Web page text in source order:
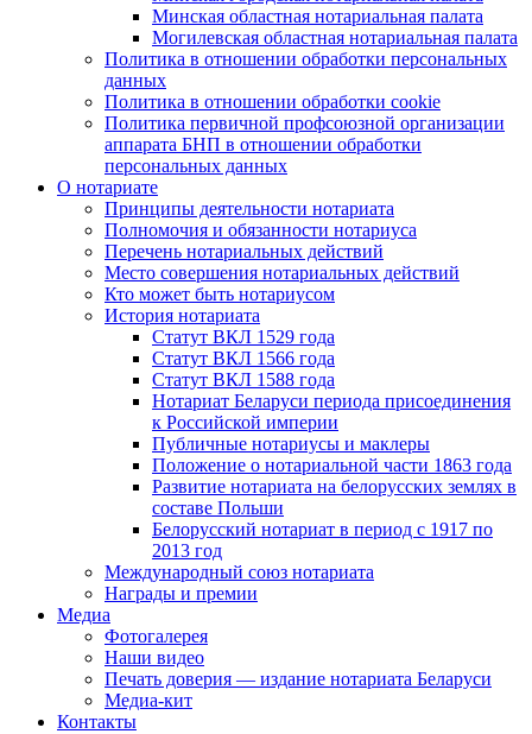
Минская областная нотариальная палата
Могилевская областная нотариальная палата
Политика в отношении обработки персональных
данных
Политика в отношении обработки cookie
Политика первичной профсоюзной организации
аппарата БНП в отношении обработки
персональных данных
О нотариате
Принципы деятельности нотариата
Полномочия и обязанности нотариуса
Перечень нотариальных действий
Место совершения нотариальных действий
Кто может быть нотариусом
История нотариата
Статут ВКЛ 1529 года
Статут ВКЛ 1566 года
Статут ВКЛ 1588 года
Нотариат Беларуси периода присоединения
к Российской империи
Публичные нотариусы и маклеры
Положение о нотариальной части 1863 года
Развитие нотариата на белорусских землях в
составе Польши
Белорусский нотариат в период с 1917 по
2013 год
Международный союз нотариата
Награды и премии
Медиа
Фотогалерея
Наши видео
Печать доверия — издание нотариата Беларуси
Медиа-кит
Контакты